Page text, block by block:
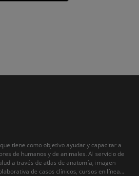
tiene como objetivo ayudar y capacitar a
de humanos y de animales. Al servicio de
a través de atlas de anatomía, imagen
de casos clínicos, cursos en línea...